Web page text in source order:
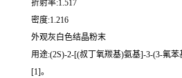
折射率:1.517
密度:1.216
外观灰白色结晶粉末
用途:(2S)-2-[(叔丁氧羰基)氨基]-3-(3-氟
[1]。